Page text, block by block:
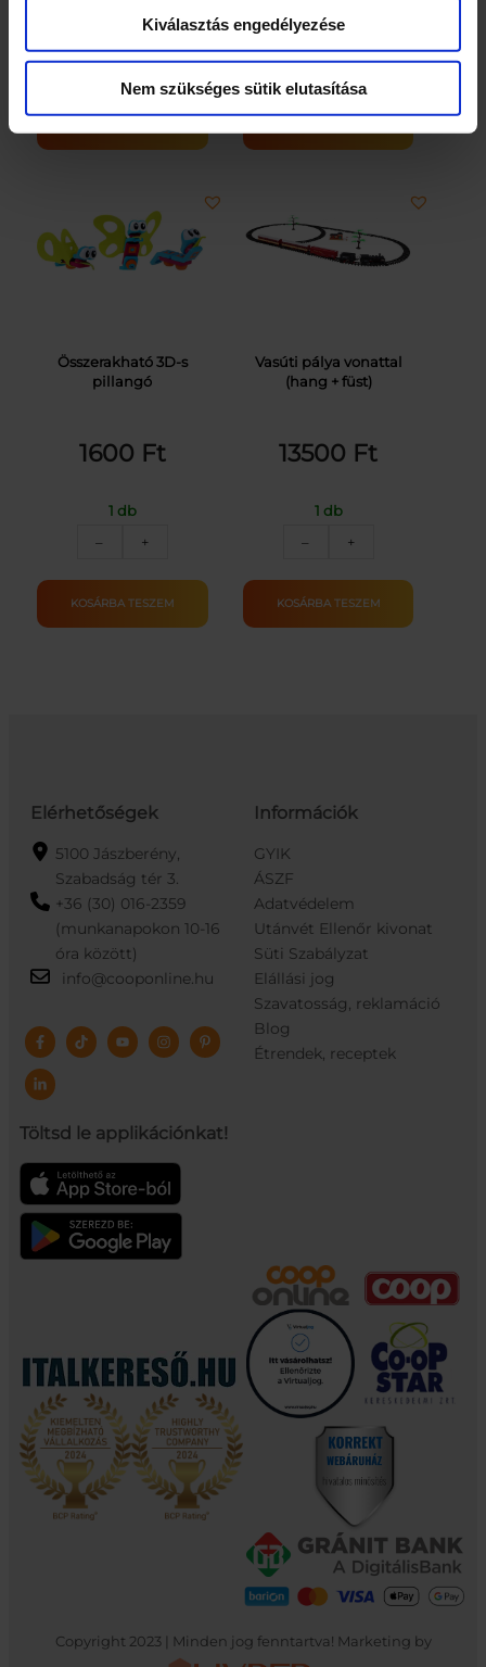
Kiválasztás engedélyezése
Nem szükséges sütik elutasítása
–
Aqua
Magic
rajzszőnyeg
mennyiség
+
2 db
–
Zsoké
baba
lóval
mennyiség
+
Összerakható 3D-s
pillangó
1600 Ft
1 db
–
s
pillangó
+
KOSÁRBA TESZEM
Vasúti pálya vonattal
(hang + füst)
13500 Ft
1 db
–
vonattal
(hang
+
KOSÁRBA TESZEM
Elérhetőségek
5100 Jászberény,
Szabadság tér 3.
+36 (30) 016-2359
(munkanapokon 10-16
óra között)
info@cooponline.hu
Töltsd le applikációnkat!
Információk
GYIK
ÁSZF
Adatvédelem
Utánvét Ellenőr kivonat
Süti Szabályzat
Elállási jog
Szavatosság, reklamáció
Blog
Étrendek, receptek
Copyright 2023 | Minden jog fenntartva! Marketing by